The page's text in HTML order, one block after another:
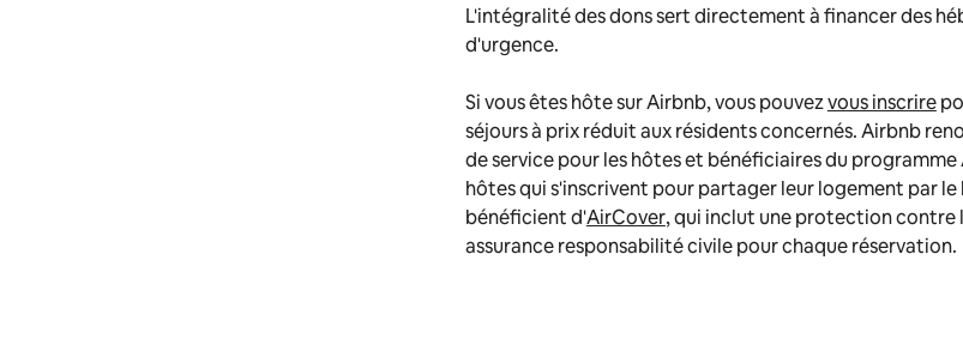
L'intégralité des dons sert directement à financer des
d'urgence.
Si vous êtes hôte sur Airbnb, vous pouvezvous inscrire
séjours à prix réduit aux résidents concernés. Airbnb
de service pour les hôtes et bénéficiaires du programme
hôtes qui s'inscrivent pour partager leur logement par
bénéficient d'AirCover, qui inclut une protection contre
assurance responsabilité civile pour chaque réservation.